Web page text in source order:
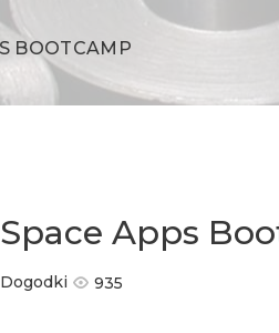
BOOTCAMP
Space Apps
Dogodki 935